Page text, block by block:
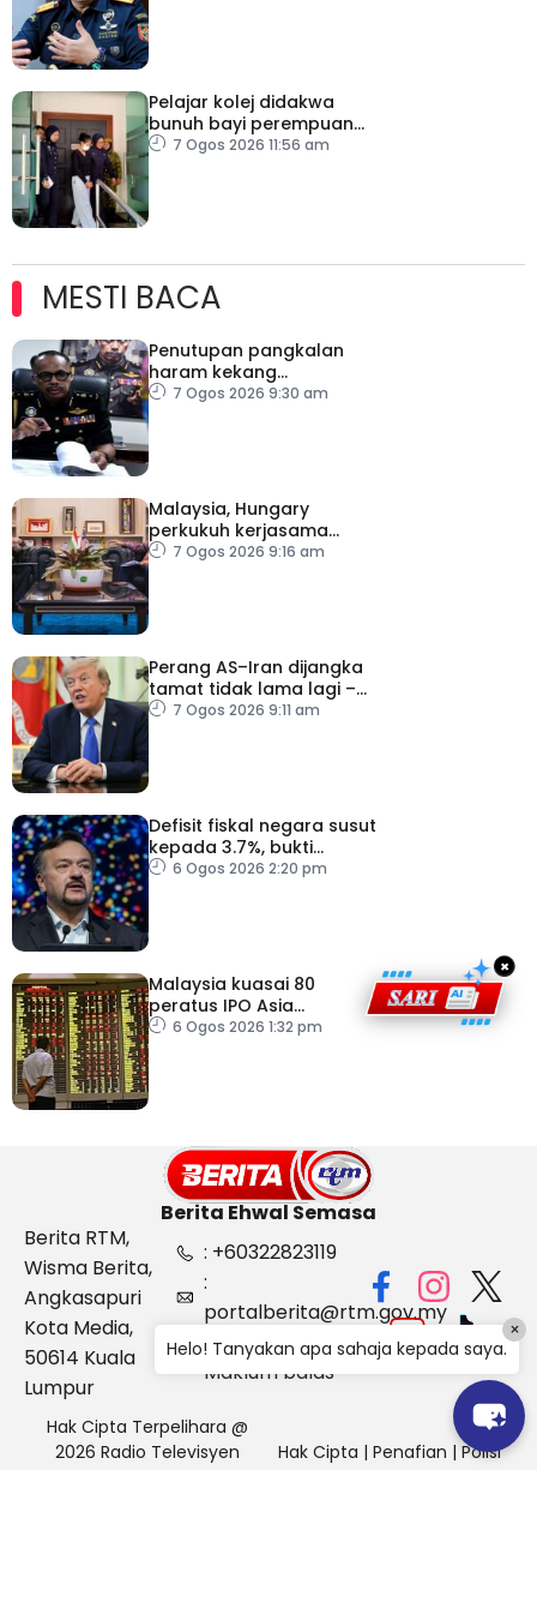
Pelajar kolej didakwa
bunuh bayi perempuan
baru dilahirkan
7 Ogos 2026 11:56 am
MESTI BACA
Penutupan pangkalan
haram kekang
penyeludupan di
7 Ogos 2026 9:30 am
Malaysia, Hungary
perkukuh kerjasama
sektor pertanian
7 Ogos 2026 9:16 am
Perang AS–Iran dijangka
tamat tidak lama lagi –
Trump
7 Ogos 2026 9:11 am
Defisit fiskal negara susut
kepada 3.7%, bukti
keyakinan pelabur masih
6 Ogos 2026 2:20 pm
Malaysia kuasai 80
peratus IPO Asia
Tenggara, kumpul AS$1.4
6 Ogos 2026 1:32 pm
×
Berita Ehwal Semasa
Berita RTM,
Wisma Berita,
Angkasapuri
Kota Media,
50614 Kuala
Lumpur
: +60322823119
:
portalberita@rtm.gov.my
: Aduan &
Maklum balas
Hak Cipta Terpelihara @
2026 Radio Televisyen
Hak Cipta | Penafian | Polisi
Helo! Tanyakan apa sahaja kepada saya.
×